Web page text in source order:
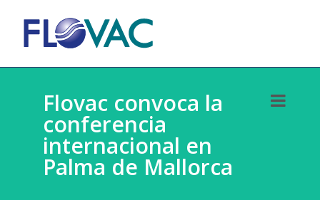
Flovac convoca la
conferencia
internacional en
Palma de Mallorca